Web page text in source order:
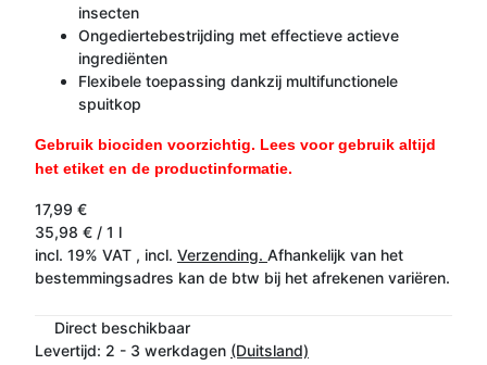
insecten
Ongediertebestrijding met effectieve actieve
ingrediënten
Flexibele toepassing dankzij multifunctionele
spuitkop
Gebruik biociden voorzichtig. Lees voor gebruik altijd
het etiket en de productinformatie.
17,99 €
35,98 € / 1 l
incl. 19% VAT , incl. Verzending. Afhankelijk van het
bestemmingsadres kan de btw bij het afrekenen variëren.
Direct beschikbaar
Levertijd: 2 - 3 werkdagen (Duitsland)